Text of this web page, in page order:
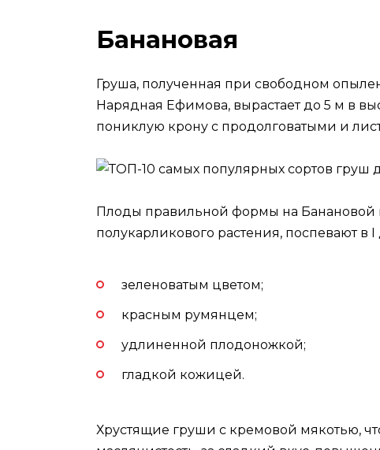
Банановая
Груша, полученная при свободном
Нарядная Ефимова, вырастает до 5 м в
пониклую крону с продолговатыми и
Плоды правильной формы на Банановой
полукарликового растения, поспевают в I
зеленоватым цветом;
красным румянцем;
удлиненной плодоножкой;
гладкой кожицей.
Хрустящие груши с кремовой мякотью,